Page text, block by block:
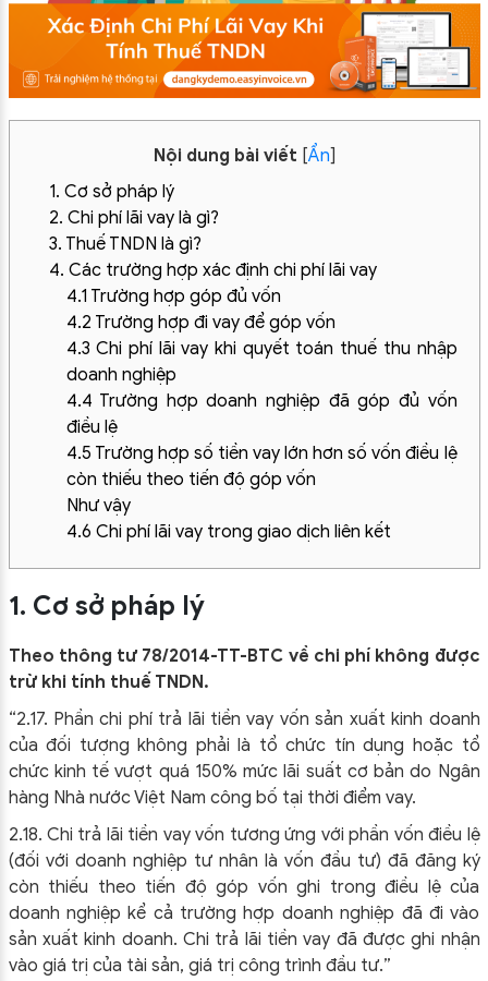
Nội dung bài viết [Ẩn]
1. Cơ sở pháp lý
2. Chi phí lãi vay là gì?
3. Thuế TNDN là gì?
4. Các trường hợp xác định chi phí lãi vay
4.1 Trường hợp góp đủ vốn
4.2 Trường hợp đi vay để góp vốn
4.3 Chi phí lãi vay khi quyết toán thuế thu nhập
doanh nghiệp
4.4 Trường hợp doanh nghiệp đã góp đủ vốn
điều lệ
4.5 Trường hợp số tiền vay lớn hơn số vốn điều lệ
còn thiếu theo tiến độ góp vốn
Như vậy
4.6 Chi phí lãi vay trong giao dịch liên kết
1. Cơ sở pháp lý
Theo thông tư 78/2014-TT-BTC về chi phí không được
trừ khi tính thuế TNDN.
“2.17. Phần chi phí trả lãi tiền vay vốn sản xuất kinh doanh
của đối tượng không phải là tổ chức tín dụng hoặc tổ
chức kinh tế vượt quá 150% mức lãi suất cơ bản do Ngân
hàng Nhà nước Việt Nam công bố tại thời điểm vay.
2.18. Chi trả lãi tiền vay vốn tương ứng với phần vốn điều lệ
(đối với doanh nghiệp tư nhân là vốn đầu tư) đã đăng ký
còn thiếu theo tiến độ góp vốn ghi trong điều lệ của
doanh nghiệp kể cả trường hợp doanh nghiệp đã đi vào
sản xuất kinh doanh. Chi trả lãi tiền vay đã được ghi nhận
vào giá trị của tài sản, giá trị công trình đầu tư.”